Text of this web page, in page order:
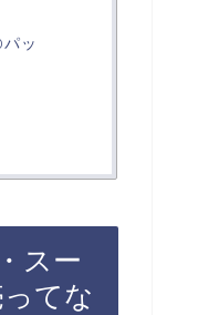
ッ
スー
てな